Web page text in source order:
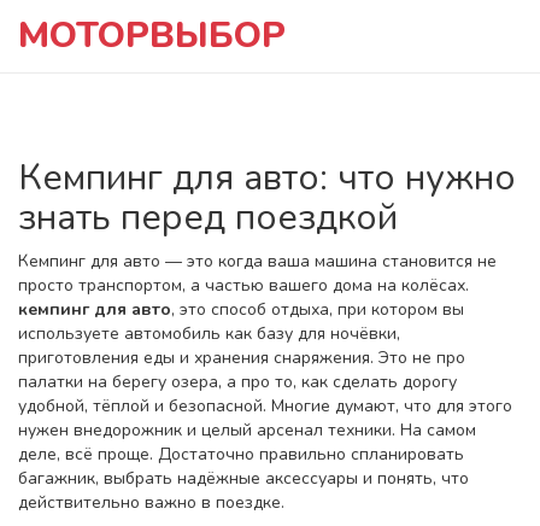
МОТОРВЫБОР
Кемпинг для авто: что нужно
знать перед поездкой
Кемпинг для авто — это когда ваша машина становится не
просто транспортом, а частью вашего дома на колёсах.
кемпинг для авто, это способ отдыха, при котором вы
используете автомобиль как базу для ночёвки,
приготовления еды и хранения снаряжения. Это не про
палатки на берегу озера, а про то, как сделать дорогу
удобной, тёплой и безопасной. Многие думают, что для этого
нужен внедорожник и целый арсенал техники. На самом
деле, всё проще. Достаточно правильно спланировать
багажник, выбрать надёжные аксессуары и понять, что
действительно важно в поездке.